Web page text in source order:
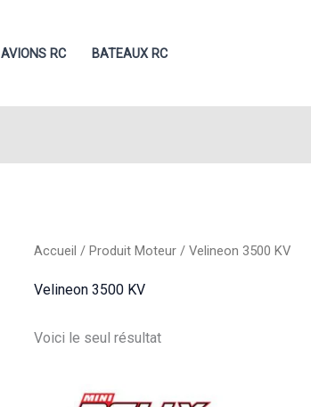
AVIONS RC BATEAUX RC
Accueil / Produit Moteur / Velineon 3500 KV
Velineon 3500 KV
Voici le seul résultat